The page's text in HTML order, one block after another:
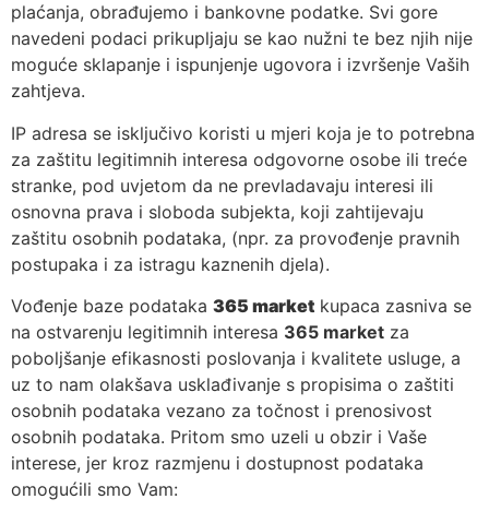
plaćanja, obrađujemo i bankovne podatke. Svi gore
navedeni podaci prikupljaju se kao nužni te bez njih nije
moguće sklapanje i ispunjenje ugovora i izvršenje Vaših
zahtjeva.
IP adresa se isključivo koristi u mjeri koja je to potrebna
za zaštitu legitimnih interesa odgovorne osobe ili treće
stranke, pod uvjetom da ne prevladavaju interesi ili
osnovna prava i sloboda subjekta, koji zahtijevaju
zaštitu osobnih podataka, (npr. za provođenje pravnih
postupaka i za istragu kaznenih djela).
Vođenje baze podataka 365 market kupaca zasniva se
na ostvarenju legitimnih interesa 365 market za
poboljšanje efikasnosti poslovanja i kvalitete usluge, a
uz to nam olakšava usklađivanje s propisima o zaštiti
osobnih podataka vezano za točnost i prenosivost
osobnih podataka. Pritom smo uzeli u obzir i Vaše
interese, jer kroz razmjenu i dostupnost podataka
omogućili smo Vam: